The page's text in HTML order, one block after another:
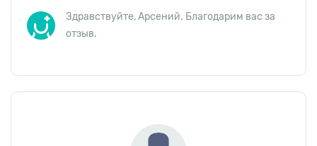
Здравствуйте, Арсений. Благодарим вас за
отзыв.